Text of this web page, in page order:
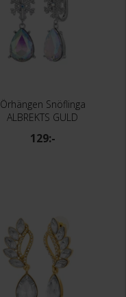
Örhängen Snöflinga
ALBREKTS GULD
129:-